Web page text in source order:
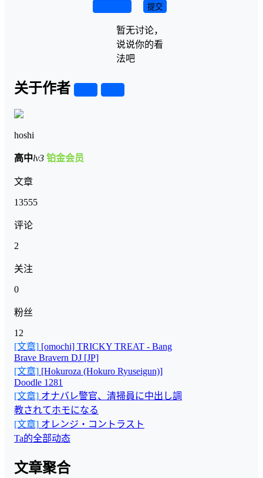
提交
暂无讨论，
说说你的看
法吧
关于作者
hoshi
高中lv3 铂金会员
文章
13555
评论
2
关注
0
粉丝
12
[文章] [omochi] TRICKY TREAT - Bang
Brave Bravern DJ [JP]
[文章] [Hokuroza (Hokuro Ryuseigun)]
Doodle 1281
[文章] オナバレ警官、清掃員に中出し調
教されてホモになる
[文章] オレンジ・コントラスト
Ta的全部动态
文章聚合